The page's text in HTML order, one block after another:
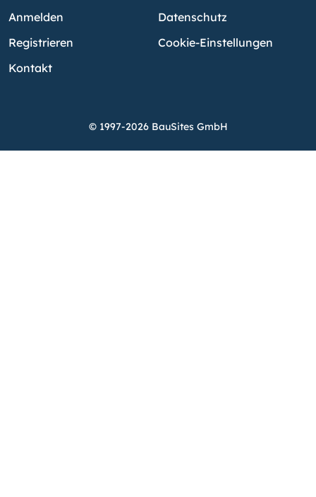
Anmelden
Registrieren
Kontakt
Datenschutz
Cookie-Einstellungen
© 1997-2026 BauSites GmbH